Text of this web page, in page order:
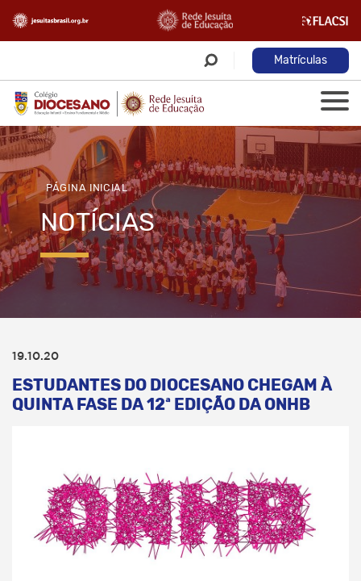
Matrículas
PÁGINA INICIAL
NOTÍCIAS
19.10.20
ESTUDANTES DO DIOCESANO CHEGAM À
QUINTA FASE DA 12ª EDIÇÃO DA ONHB